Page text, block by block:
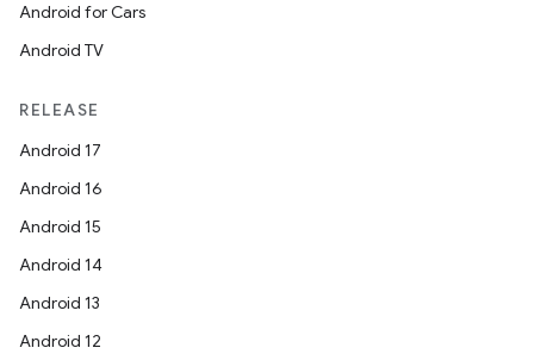
Android for Cars
Android TV
RELEASE
Android 17
Android 16
Android 15
Android 14
Android 13
Android 12